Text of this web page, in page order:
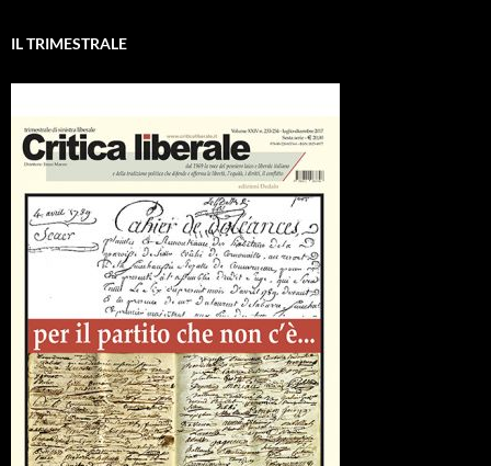
IL TRIMESTRALE